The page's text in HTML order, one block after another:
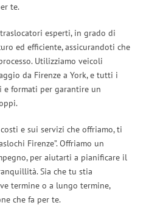
te.
esperti, in grado di
ed efficiente, assicurandoti che
Utilizziamo veicoli
da Firenze a York, e tutti i
formati per garantire un
e sui servizi che offriamo, ti
Firenze”. Offriamo un
per aiutarti a pianificare il
Sia che tu stia
termine o a lungo termine,
che fa per te.